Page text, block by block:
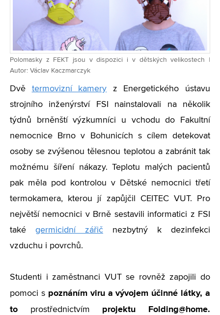
Polomasky z FEKT jsou v dispozici i v dětských velikostech |
Autor: Václav Kaczmarczyk
Dvě termovizní kamery z Energetického ústavu
strojního inženýrství FSI nainstalovali na několik
týdnů brněnští výzkumníci u vchodu do Fakultní
nemocnice Brno v Bohunicích s cílem detekovat
osoby se zvýšenou tělesnou teplotou a zabránit tak
možnému šíření nákazy. Teplotu malých pacientů
pak měla pod kontrolou v Dětské nemocnici třetí
termokamera, kterou jí zapůjčil CEITEC VUT. Pro
největší nemocnici v Brně sestavili informatici z FSI
také germicidní zářič nezbytný k dezinfekci
vzduchu i povrchů.
Studenti i zaměstnanci VUT se rovněž zapojili do
pomoci s poznáním viru a vývojem účinné látky, a
to
prostřednictvím projektu Folding@home.